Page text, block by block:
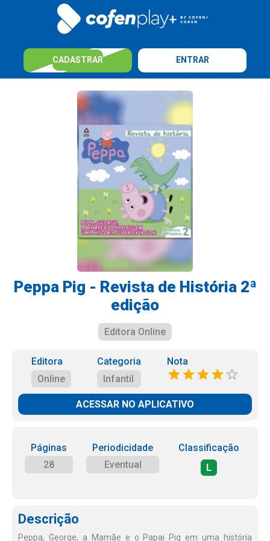
CADASTRAR ENTRAR
Peppa Pig - Revista de História 2ª
edição
Editora Online
Editora
Online
Categoria
Infantil
Nota
ACESSAR NO APLICATIVO
Páginas
28
Periodicidade
Eventual
Classificação
L
Descrição
Peppa, George, a Mamãe e o Papai Pig em uma história